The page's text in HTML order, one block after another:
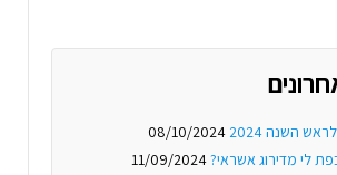
השנה 2024
08/10/2024
לי מדירוג אשראי?11/09/2024